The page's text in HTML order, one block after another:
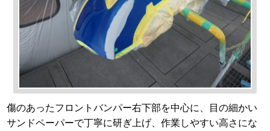
傷のあったフロントバンパー右下部を中心に、目の細かい
サンドペーパーで丁寧に研ぎ上げ、作業しやすい高さにな